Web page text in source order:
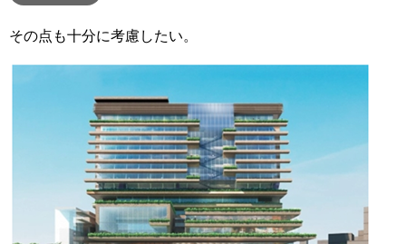
その点も十分に考慮したい。